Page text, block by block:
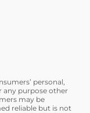
personal,
any purpose other
may be
reliable but is not